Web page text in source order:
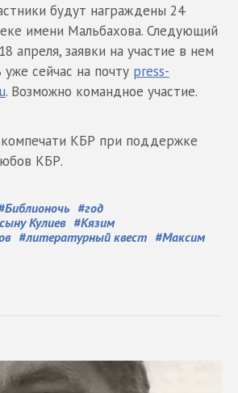
будут награждены 24
имени Мальбахова. Следующий
апреля, заявки на участие в нем
сейчас на почту press-
. Возможно командное участие.
КБР при поддержке
КБР.
Библионочь #год
Кулиев #Кязим
#литературный квест #Максим